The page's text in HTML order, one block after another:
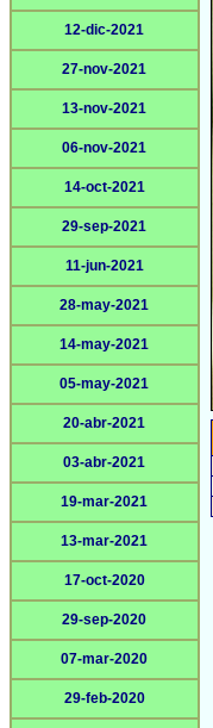
12-dic-2021
27-nov-2021
13-nov-2021
06-nov-2021
14-oct-2021
29-sep-2021
11-jun-2021
28-may-2021
14-may-2021
05-may-2021
20-abr-2021
03-abr-2021
19-mar-2021
13-mar-2021
17-oct-2020
29-sep-2020
07-mar-2020
29-feb-2020